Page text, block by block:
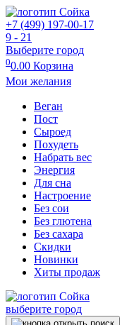
+7 (499) 197-00-17
9 - 21
Выберите город
00.00 Корзина
Мои желания
Веган
Пост
Сыроед
Похудеть
Набрать вес
Энергия
Для сна
Настроение
Без сои
Без глютена
Без сахара
Скидки
Новинки
Хиты продаж
выберите город